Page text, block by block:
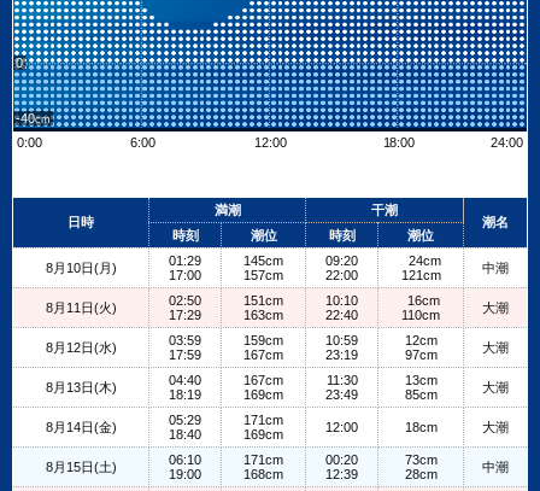
0
-40
0:00
6:00 12:00 18:00 24:00
+
日時
満潮
干潮
潮名
時刻
潮位 時刻 潮位
8月10日(月)
01:29
17:00
145cm
157cm
09:20
22:00
24cm
121cm
中潮
8月11日(火)
02:50
17:29
151cm
163cm
10:10
22:40
16cm
110cm
大潮
8月12日(水)
03:59
17:59
159cm
167cm
10:59
23:19
12cm
97cm
大潮
8月13日(木)
04:40
18:19
167cm
169cm
11:30
23:49
13cm
85cm
大潮
8月14日(金)
05:29
18:40
171cm
169cm
12:00 18cm 大潮
8月15日(土)
06:10
19:00
171cm
168cm
00:20
12:39
73cm
28cm
中潮